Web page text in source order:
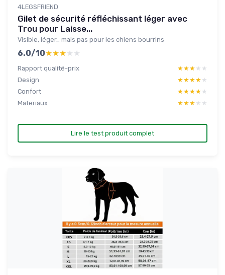
4LEGSFRIEND
Gilet de sécurité réfléchissant léger avec
Trou pour Laisse...
Visible, léger… mais pas pour les chiens bourrins
6.0/10★★★★★
★★★★★
Rapport qualité-prix ★★★★★
★★★★★
Design
★★★★★
★★★★★
Confort
★★★★★
★★★★★
Materiaux
★★★★★
★★★★★
Lire le test produit complet